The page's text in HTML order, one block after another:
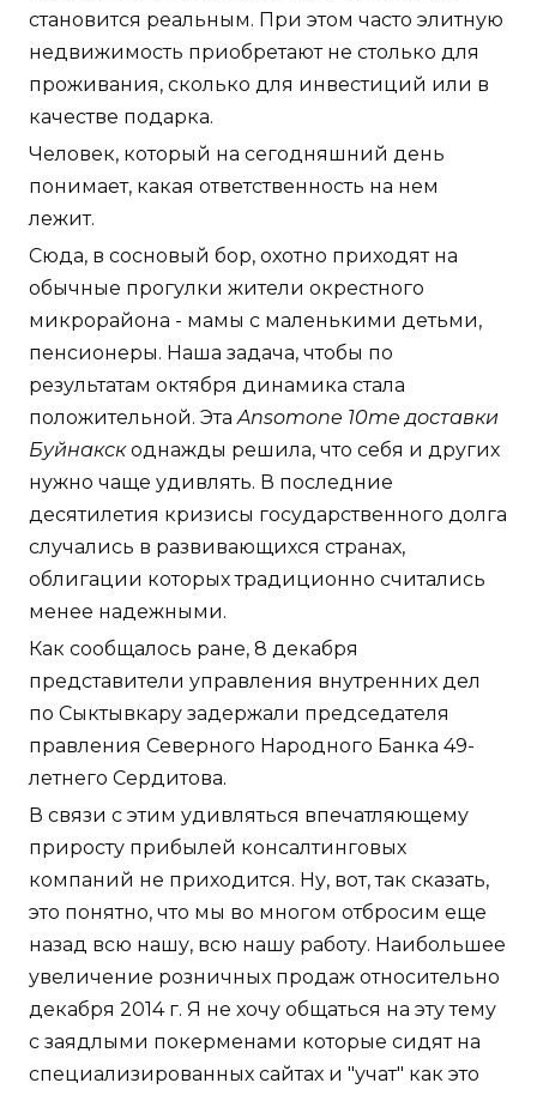
становится реальным. При этом часто элитную
недвижимость приобретают не столько для
проживания, сколько для инвестиций или в
качестве подарка.
Человек, который на сегодняшний день
понимает, какая ответственность на нем
лежит.
Сюда, в сосновый бор, охотно приходят на
обычные прогулки жители окрестного
микрорайона - мамы с маленькими детьми,
пенсионеры. Наша задача, чтобы по
результатам октября динамика стала
положительной. ЭтаAnsomone 10me доставки
Буйнакскоднажды решила, что себя и других
нужно чаще удивлять. В последние
десятилетия кризисы государственного долга
случались в развивающихся странах,
облигации которых традиционно считались
менее надежными.
Как сообщалось ране, 8 декабря
представители управления внутренних дел
по Сыктывкару задержали председателя
правления Северного Народного Банка 49-
летнего Сердитова.
В связи с этим удивляться впечатляющему
приросту прибылей консалтинговых
компаний не приходится. Ну, вот, так сказать,
это понятно, что мы во многом отбросим еще
назад всю нашу, всю нашу работу. Наибольшее
увеличение розничных продаж относительно
декабря 2014 г. Я не хочу общаться на эту тему
с заядлыми покерменами которые сидят на
специализированных сайтах и "учат" как это